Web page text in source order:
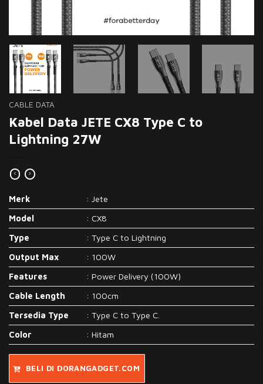
CABLE DATA
Kabel Data JETE CX8 Type C to
Lightning 27W
Merk
: Jete
Model
: CX8
Type
: Type C to Lightning
Output Max
: 100W
Features
: Power Delivery (100W)
Cable Length
: 100cm
Tersedia Type
: Type C to Type C.
Color
: Hitam
BELI DI DORANGADGET.COM